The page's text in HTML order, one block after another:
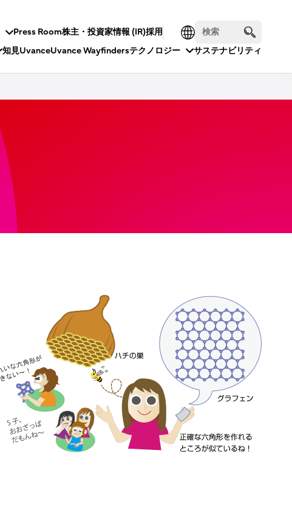
Press Room株主・投資家情報 (IR)採用
知見UvanceUvance Wayfindersテクノロジー サステナビリティ